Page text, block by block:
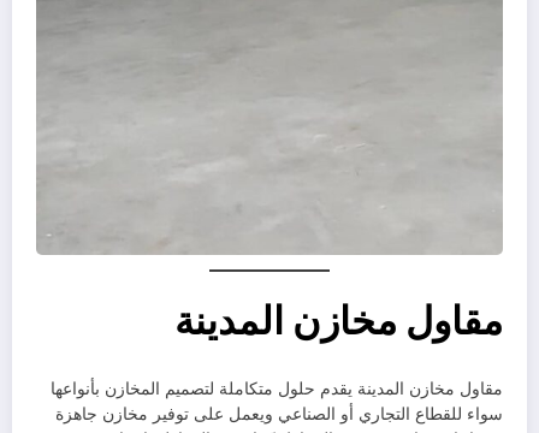
مقاول مخازن المدينة
مقاول مخازن المدينة يقدم حلول متكاملة لتصميم المخازن بأنواعها
سواء للقطاع التجاري أو الصناعي ويعمل على توفير مخازن جاهزة